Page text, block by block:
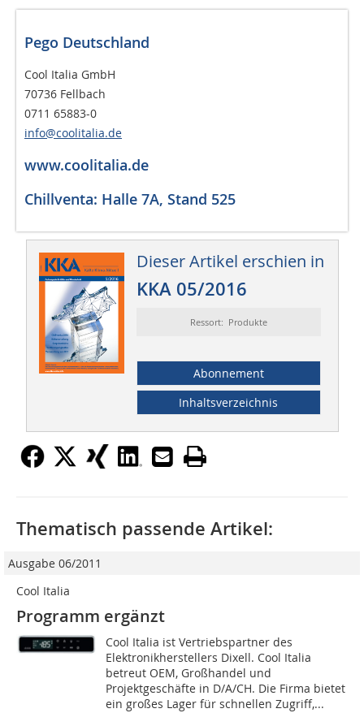
Pego Deutschland
Cool Italia GmbH
70736 Fellbach
0711 65883-0
info@coolitalia.de
www.coolitalia.de
Chillventa: Halle 7A, Stand 525
Dieser Artikel erschien in
KKA 05/2016
Ressort: Produkte
Abonnement
Inhaltsverzeichnis
Thematisch passende Artikel:
Ausgabe 06/2011
Cool Italia
Programm ergänzt
Cool Italia ist Vertriebspartner des
Elektronikherstellers Dixell. Cool Italia
betreut OEM, Großhandel und
Projektgeschäfte in D/A/CH. Die Firma bietet
ein großes Lager für schnellen Zugriff,...